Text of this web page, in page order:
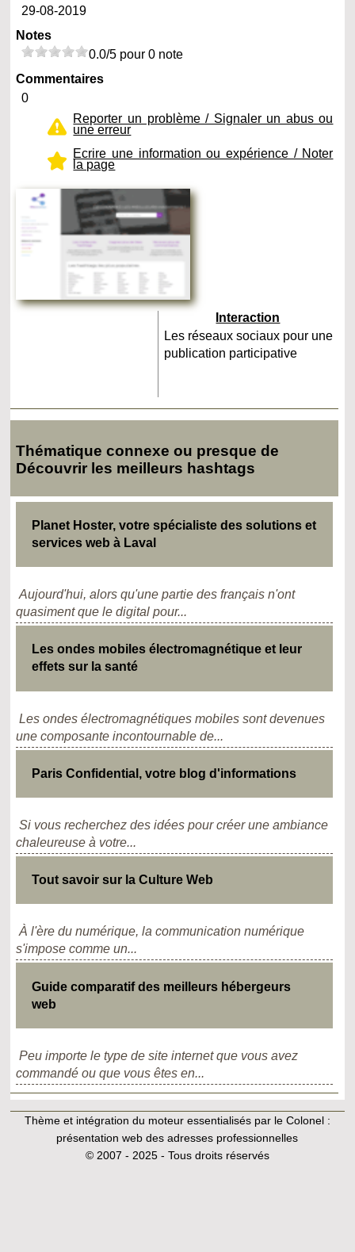
29-08-2019
Notes
0.0/5 pour 0 note
Commentaires
0
Reporter un problème / Signaler un abus ou
une erreur
Ecrire une information ou expérience / Noter
la page
Interaction
Les réseaux sociaux pour une
publication participative
Thématique connexe ou presque de
Découvrir les meilleurs hashtags
Planet Hoster, votre spécialiste des solutions et
services web à Laval
Aujourd'hui, alors qu'une partie des français n'ont
quasiment que le digital pour...
Les ondes mobiles électromagnétique et leur
effets sur la santé
Les ondes électromagnétiques mobiles sont devenues
une composante incontournable de...
Paris Confidential, votre blog d'informations
Si vous recherchez des idées pour créer une ambiance
chaleureuse à votre...
Tout savoir sur la Culture Web
À l'ère du numérique, la communication numérique
s'impose comme un...
Guide comparatif des meilleurs hébergeurs
web
Peu importe le type de site internet que vous avez
commandé ou que vous êtes en...
Thème et intégration du moteur essentialisés par le Colonel :
présentation web des adresses professionnelles
© 2007 - 2025 - Tous droits réservés